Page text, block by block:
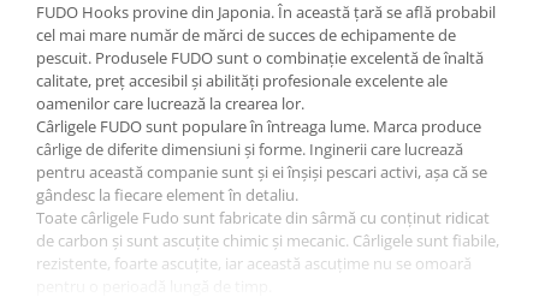
Cântare
Instrumente
Ochelari
Barci, sonare
Accesorii pentru barci
Barci
Sonare
Camping pescuit
FUDO Hooks provine din Japonia. În această țară se află probabil
cel mai mare număr de mărci de succes de echipamente de
pescuit. Produsele FUDO sunt o combinație excelentă de înaltă
calitate, preț accesibil și abilități profesionale excelente ale
oamenilor care lucrează la crearea lor.
Cârligele FUDO sunt populare în întreaga lume. Marca produce
cârlige de diferite dimensiuni și forme. Inginerii care lucrează
pentru această companie sunt și ei înșiși pescari activi, așa că se
gândesc la fiecare element în detaliu.
Toate cârligele Fudo sunt fabricate din sârmă cu conținut ridicat
de carbon și sunt ascuțite chimic și mecanic. Cârligele sunt fiabile,
rezistente, foarte ascuțite, iar această ascuțime nu se omoară